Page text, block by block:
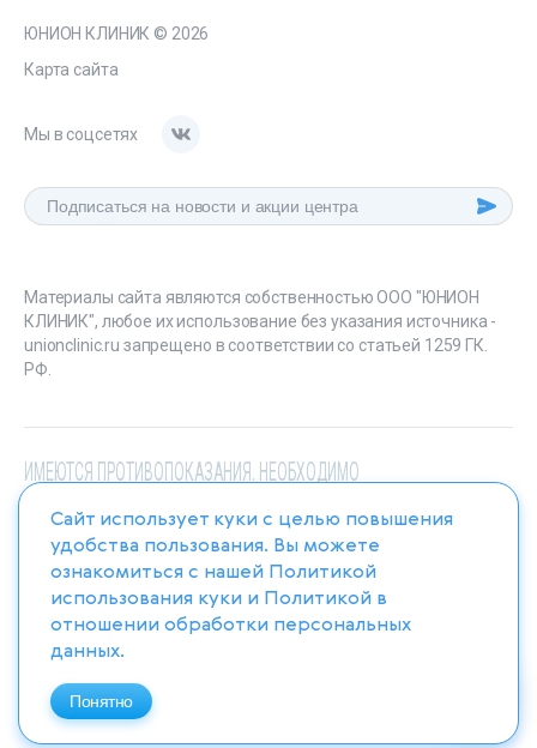
ЮНИОН КЛИНИК © 2026
Карта сайта
Мы в соцсетях
Материалы сайта являются собственностью ООО "ЮНИОН
КЛИНИК", любое их использование без указания источника -
unionclinic.ru запрещено в соответствии со статьей 1259 ГК.
РФ.
ИМЕЮТСЯ ПРОТИВОПОКАЗАНИЯ. НЕОБХОДИМО
ПРОКОНСУЛЬТИРОВАТЬСЯ СО СПЕЦИАЛИСТОМ
Сайт использует куки с целью повышения
удобства пользования. Вы можете
ознакомиться с нашей Политикой
использования куки и Политикой в
отношении обработки персональных
данных.
Понятно